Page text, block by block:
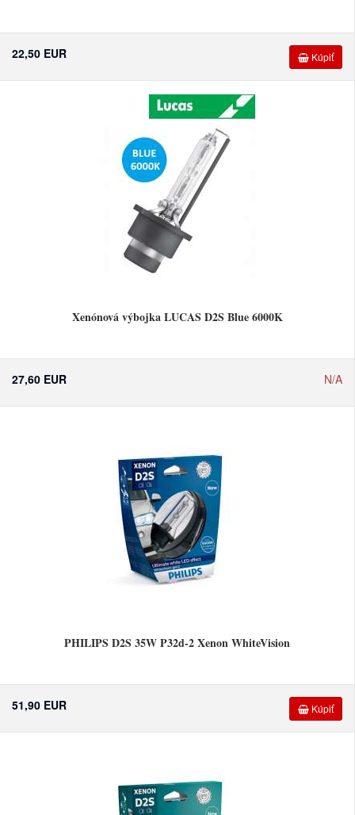
Kúpiť
22,50 EUR
Xenónová výbojka LUCAS D2S Blue 6000K
N/A
27,60 EUR
PHILIPS D2S 35W P32d-2 Xenon WhiteVision
Kúpiť
51,90 EUR